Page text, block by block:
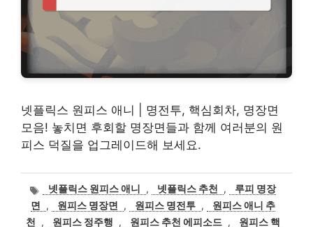
넷플릭스 원피스 애니 | 명전투, 핵심회차, 명장면
모음! 놓치면 후회할 명장면들과 함께 여러분의 원
피스 덕질을 업그레이드해 보세요.
태넷플릭스 원피스 애니 , 넷플릭스 추천 ,
루피 명장
면
, 원피스 명장면 , 원피스 명전투 ,
원피스 애니 추
천
, 원피스 정주행 , 원피스 추천 에피소드 ,
원피스 핵